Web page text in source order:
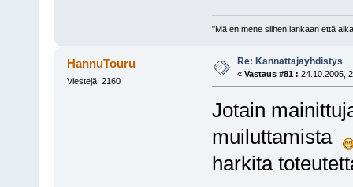
"Mä en mene siihen lankaan että
HannuTouru
Viestejä: 2160
Re: Kannattajayhdistys
« Vastaus #81 : 24.10.2005,
Jotain
muiluttamista
harkita